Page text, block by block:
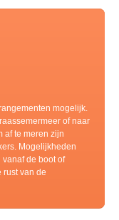
mogelijk.
of naar
af te meren zijn
Mogelijkheden
de boot of
rust van de